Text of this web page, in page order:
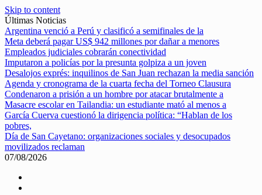
Skip to content
Últimas Noticias
Argentina venció a Perú y clasificó a semifinales de la
Meta deberá pagar US$ 942 millones por dañar a menores
Empleados judiciales cobrarán conectividad
Imputaron a policías por la presunta golpiza a un joven
Desalojos exprés: inquilinos de San Juan rechazan la media sanción
Agenda y cronograma de la cuarta fecha del Torneo Clausura
Condenaron a prisión a un hombre por atacar brutalmente a
Masacre escolar en Tailandia: un estudiante mató al menos a
García Cuerva cuestionó la dirigencia política: “Hablan de los
pobres,
Día de San Cayetano: organizaciones sociales y desocupados
movilizados reclaman
07/08/2026